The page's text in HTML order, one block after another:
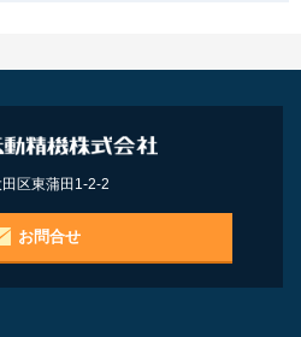
区東蒲田1-2-2
お問合せ